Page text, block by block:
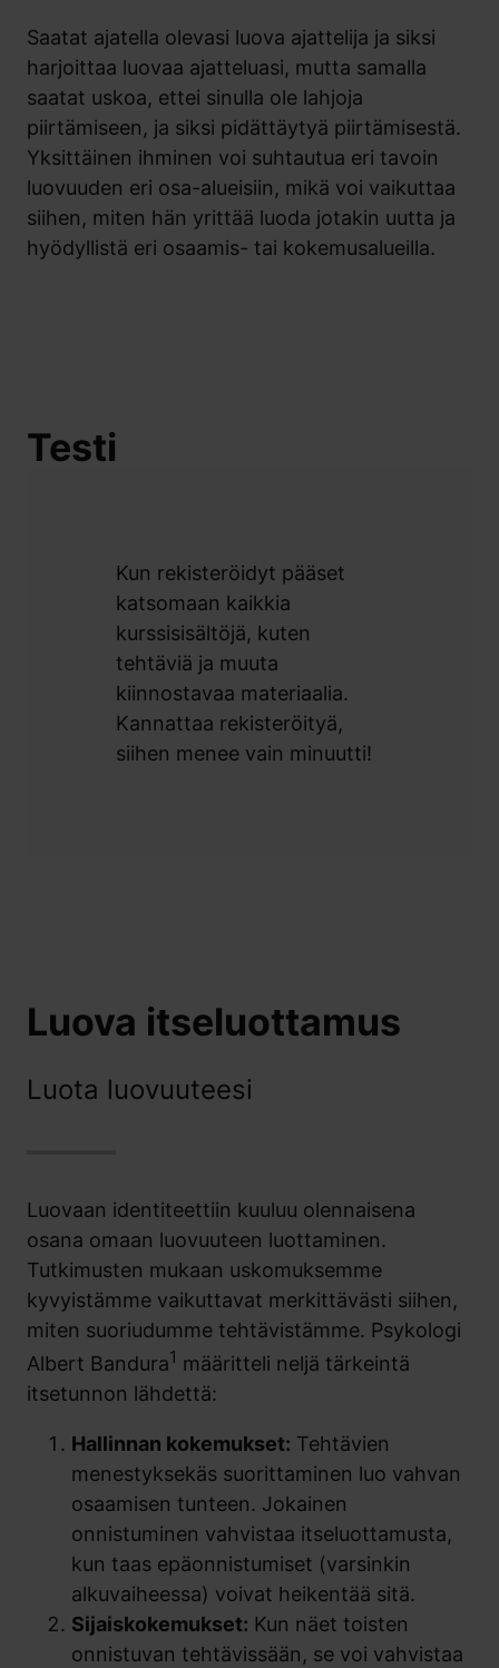
Saatat ajatella olevasi luova ajattelija ja siksi
harjoittaa luovaa ajatteluasi, mutta samalla
saatat uskoa, ettei sinulla ole lahjoja
piirtämiseen, ja siksi pidättäytyä piirtämisestä.
Yksittäinen ihminen voi suhtautua eri tavoin
luovuuden eri osa-alueisiin, mikä voi vaikuttaa
siihen, miten hän yrittää luoda jotakin uutta ja
hyödyllistä eri osaamis- tai kokemusalueilla.
Testi
Kun rekisteröidyt pääset
katsomaan kaikkia
kurssisisältöjä, kuten
tehtäviä ja muuta
kiinnostavaa materiaalia.
Kannattaa rekisteröityä,
siihen menee vain minuutti!
Luova itseluottamus
Luota luovuuteesi
Luovaan identiteettiin kuuluu olennaisena
osana omaan luovuuteen luottaminen.
Tutkimusten mukaan uskomuksemme
kyvyistämme vaikuttavat merkittävästi siihen,
miten suoriudumme tehtävistämme. Psykologi
Albert Bandura1 määritteli neljä tärkeintä
itsetunnon lähdettä:
Hallinnan kokemukset: Tehtävien
menestyksekäs suorittaminen luo vahvan
osaamisen tunteen. Jokainen
onnistuminen vahvistaa itseluottamusta,
kun taas epäonnistumiset (varsinkin
alkuvaiheessa) voivat heikentää sitä.
Sijaiskokemukset: Kun näet toisten
onnistuvan tehtävissään, se voi vahvistaa